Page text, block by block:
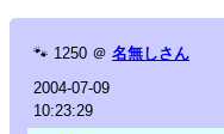
🐾 1250 ＠ 名無しさん
2004-07-09
10:23:29